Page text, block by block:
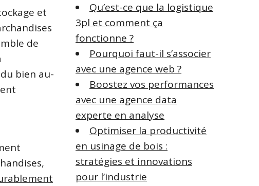
et
de
bien au-
Qu’est-ce que la logistique
3pl et comment ça
fonctionne ?
Pourquoi faut-il s’associer
avec une agence web ?
Boostez vos performances
avec une agence data
experte en analyse
Optimiser la productivité
en usinage de bois :
stratégies et innovations
pour l’industrie